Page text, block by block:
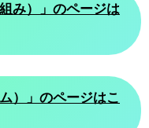
み）」のページは
）」のページはこ